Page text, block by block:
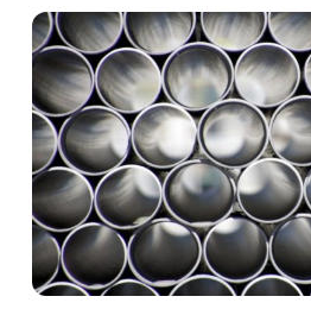
Locken innerhalb einer kurzen